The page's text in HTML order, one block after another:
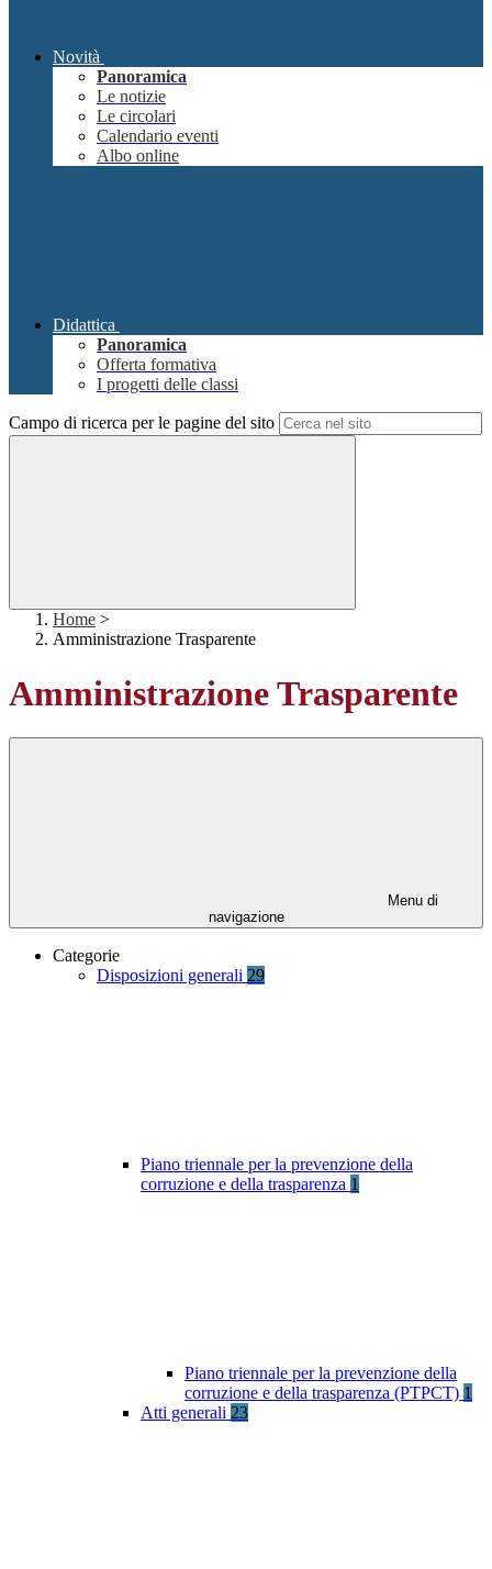
Novità
Panoramica
Le notizie
Le circolari
Calendario eventi
Albo online
Didattica
Panoramica
Offerta formativa
I progetti delle classi
Campo di ricerca per le pagine del sito
Home >
Amministrazione Trasparente
Amministrazione Trasparente
Menu di
navigazione
Categorie
Disposizioni generali 29
Piano triennale per la prevenzione della
corruzione e della trasparenza 1
Piano triennale per la prevenzione della
corruzione e della trasparenza (PTPCT) 1
Atti generali 23